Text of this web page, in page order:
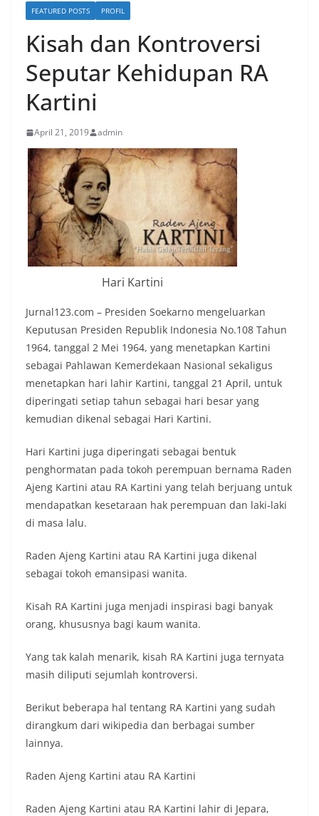
FEATURED POSTS PROFIL
Kisah dan Kontroversi
Seputar Kehidupan RA
Kartini
April 21, 2019 admin
Hari Kartini
Jurnal123.com – Presiden Soekarno mengeluarkan
Keputusan Presiden Republik Indonesia No.108 Tahun
1964, tanggal 2 Mei 1964, yang menetapkan Kartini
sebagai Pahlawan Kemerdekaan Nasional sekaligus
menetapkan hari lahir Kartini, tanggal 21 April, untuk
diperingati setiap tahun sebagai hari besar yang
kemudian dikenal sebagai Hari Kartini.
Hari Kartini juga diperingati sebagai bentuk
penghormatan pada tokoh perempuan bernama Raden
Ajeng Kartini atau RA Kartini yang telah berjuang untuk
mendapatkan kesetaraan hak perempuan dan laki-laki
di masa lalu.
Raden Ajeng Kartini atau RA Kartini juga dikenal
sebagai tokoh emansipasi wanita.
Kisah RA Kartini juga menjadi inspirasi bagi banyak
orang, khususnya bagi kaum wanita.
Yang tak kalah menarik, kisah RA Kartini juga ternyata
masih diliputi sejumlah kontroversi.
Berikut beberapa hal tentang RA Kartini yang sudah
dirangkum dari wikipedia dan berbagai sumber
lainnya.
Raden Ajeng Kartini atau RA Kartini
Raden Ajeng Kartini atau RA Kartini lahir di Jepara,